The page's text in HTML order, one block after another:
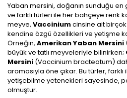
Yaban mersini, doğanın sunduğu
ve farklı türleri ile her bahçeye renk
meyve, Vacciniumcinsine ait
kendine özgü özellikleri ve yetişme
Örneğin, Amerikan Yaban Mersini
büyük ve tatlı meyveleriyle bilinirken;
Mersini (Vaccinium bracteatum)
aromasıyla öne çıkar. Bu türler,
yetişebilme yetenekleri sayesinde,
olmuştur.